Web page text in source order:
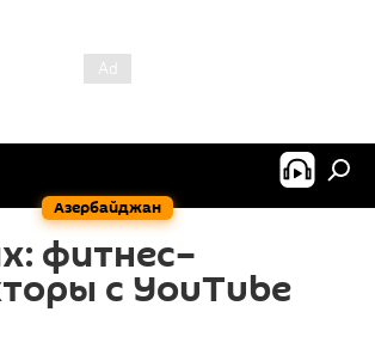
Азербайджан
фитнес–
с YouTube